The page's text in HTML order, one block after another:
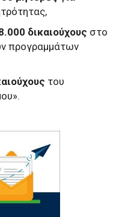
δικαιούχους στο
προγραμμάτων
του